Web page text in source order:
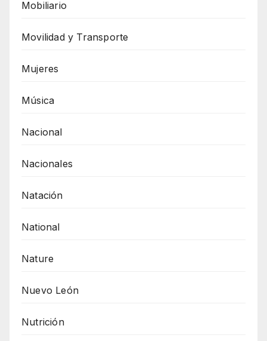
Mobiliario
Movilidad y Transporte
Mujeres
Música
Nacional
Nacionales
Natación
National
Nature
Nuevo León
Nutrición